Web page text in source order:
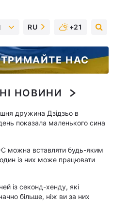
RU +21
НАС
НОВИНИ
дружина Дзідзьо в
показала маленького сина
C можна вставляти будь-яким
із них може працювати
із секонд-хенду, які
більше, ніж ви за них